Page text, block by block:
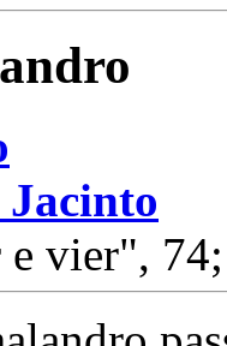
vier", 74;